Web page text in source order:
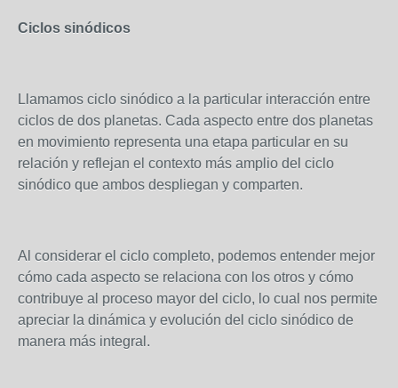
Ciclos sinódicos
Llamamos ciclo sinódico a la particular interacción entre
ciclos de dos planetas. Cada aspecto entre dos planetas
en movimiento representa una etapa particular en su
relación y reflejan el contexto más amplio del ciclo
sinódico que ambos despliegan y comparten.
Al considerar el ciclo completo, podemos entender mejor
cómo cada aspecto se relaciona con los otros y cómo
contribuye al proceso mayor del ciclo, lo cual nos permite
apreciar la dinámica y evolución del ciclo sinódico de
manera más integral.